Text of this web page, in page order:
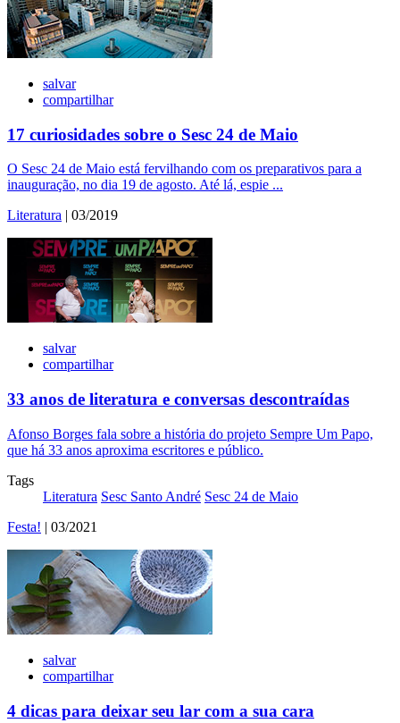
salvar
compartilhar
17 curiosidades sobre o Sesc 24 de Maio
O Sesc 24 de Maio está fervilhando com os preparativos para a
inauguração, no dia 19 de agosto. Até lá, espie ...
Literatura | 03/2019
salvar
compartilhar
33 anos de literatura e conversas descontraídas
Afonso Borges fala sobre a história do projeto Sempre Um Papo,
que há 33 anos aproxima escritores e público.
Tags
Literatura Sesc Santo André Sesc 24 de Maio
Festa! | 03/2021
salvar
compartilhar
4 dicas para deixar seu lar com a sua cara